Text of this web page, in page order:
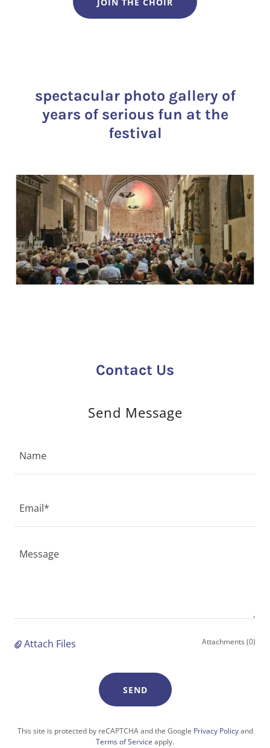
spectacular photo gallery of
years of serious fun at the
festival
Contact Us
Send Message
Name
Email*
Attach Files Attachments (0)
SEND
This site is protected by reCAPTCHA and the Google Privacy Policyand
Terms of Service apply.